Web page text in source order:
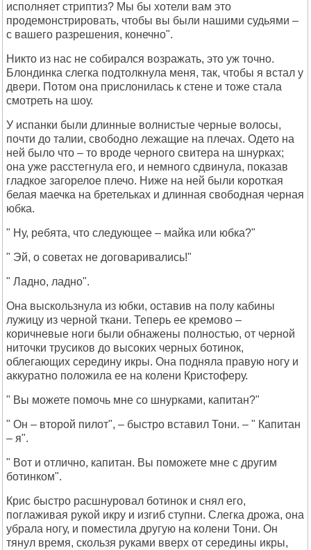
исполняет стриптиз? Мы бы хотели вам это
продемонстрировать, чтобы вы были нашими судьями –
с вашего разрешения, конечно".
Никто из нас не собирался возражать, это уж точно.
Блондинка слегка подтолкнула меня, так, чтобы я встал у
двери. Потом она прислонилась к стене и тоже стала
смотреть на шоу.
У испанки были длинные волнистые черные волосы,
почти до талии, свободно лежащие на плечах. Одето на
ней было что – то вроде черного свитера на шнурках;
она уже расстегнула его, и немного сдвинула, показав
гладкое загорелое плечо. Ниже на ней были короткая
белая маечка на бретельках и длинная свободная черная
юбка.
" Ну, ребята, что следующее – майка или юбка?"
" Эй, о советах не договаривались!"
" Ладно, ладно".
Она выскользнула из юбки, оставив на полу кабины
лужицу из черной ткани. Теперь ее кремово –
коричневые ноги были обнажены полностью, от черной
ниточки трусиков до высоких черных ботинок,
облегающих середину икры. Она подняла правую ногу и
аккуратно положила ее на колени Кристоферу.
" Вы можете помочь мне со шнурками, капитан?"
" Он – второй пилот", – быстро вставил Тони. – " Капитан
– я".
" Вот и отлично, капитан. Вы поможете мне с другим
ботинком".
Крис быстро расшнуровал ботинок и снял его,
поглаживая рукой икру и изгиб ступни. Слегка дрожа, она
убрала ногу, и поместила другую на колени Тони. Он
тянул время, скользя руками вверх от середины икры,